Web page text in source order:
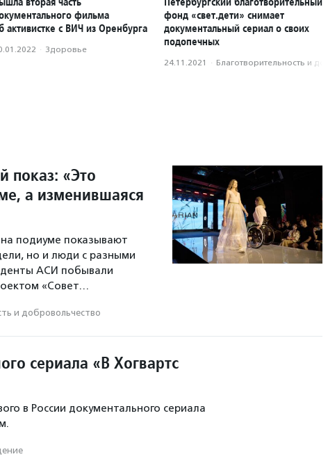
фильма
активистке с ВИЧ из Оренбурга
· Здоровье
фонд «свет.дети» снимает
документальный сериал о своих
подопечных
24.11.2021 · Благотвори­тель­ность и
показ: «Это
а изменившаяся
подиуме показывают
но и люди с разными
АСИ побывали
«Совет…
и доброволь­чест­во
сериала «В Хогвартс
в России документального сериала